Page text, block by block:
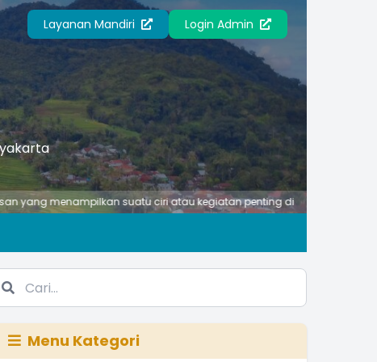
Layanan Mandiri Login Admin
suatu ciri atau kegiatan penting di desa anda.
Menu Kategori